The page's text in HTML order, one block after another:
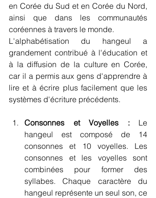
en Corée du Sud et en Corée du Nord,
ainsi que dans les communautés
coréennes à travers le monde.
L'alphabétisation du hangeul a
grandement contribué à l'éducation et
à la diffusion de la culture en Corée,
car il a permis aux gens d'apprendre à
lire et à écrire plus facilement que les
systèmes d'écriture précédents.
Consonnes et Voyelles : Le
hangeul est composé de 14
consonnes et 10 voyelles. Les
consonnes et les voyelles sont
combinées pour former des
syllabes. Chaque caractère du
hangeul représente un seul son, ce